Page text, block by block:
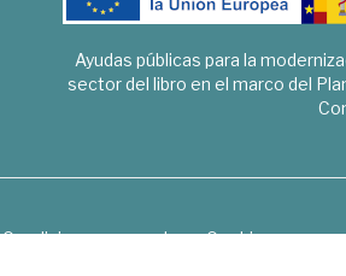
Ayudas públicas para la
sector del libro en el marco del
Condiciones generales
Cookies